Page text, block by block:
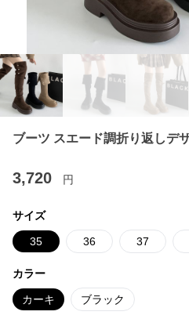
ブーツ スエード調折り返しデ
3,720 円
サイズ
35 36 37
カラー
カーキ ブラック